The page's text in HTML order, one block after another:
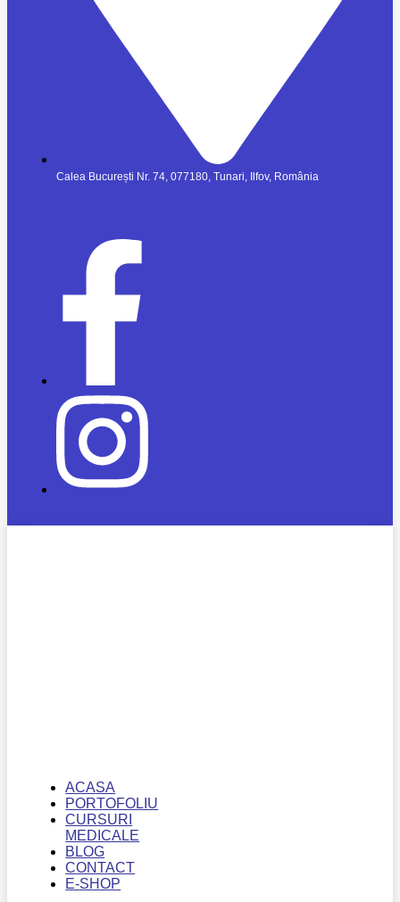
Calea București Nr. 74, 077180, Tunari, Ilfov, România
ACASA
PORTOFOLIU
CURSURI
MEDICALE
BLOG
CONTACT
E-SHOP